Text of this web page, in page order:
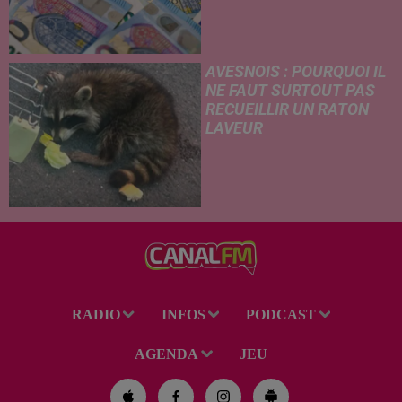
AVESNOIS : POURQUOI IL
NE FAUT SURTOUT PAS
RECUEILLIR UN RATON
LAVEUR
RADIO INFOS PODCAST
AGENDA JEU